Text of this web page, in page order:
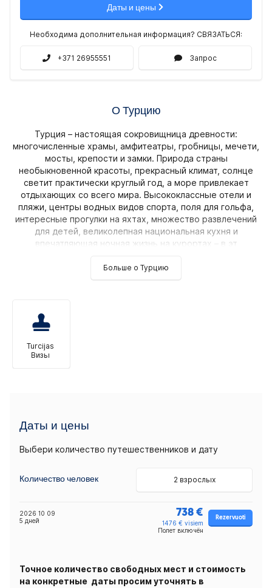
Даты и цены
Необходима дополнительная информация? СВЯЗАТЬСЯ:
+371 26955551 Запрос
О Турцию
Турция – настоящая сокровищница древности:
многочисленные храмы, амфитеатры, гробницы, мечети,
мосты, крепости и замки. Природа страны
необыкновенной красоты, прекрасный климат, солнце
светит практически круглый год, а море привлекает
отдыхающих со всего мира. Высококлассные отели и
пляжи, центры водных видов спорта, поля для гольфа,
интересные прогулки на яхтах, множество развлечений
для детей, великолепная национальная кухня и
впечатляющая ночная жизнь на курортах – в эт
Больше о Турцию
Turcijas
Визы
Даты и цены
Выбери количество путешественников и дату
Количество человек 2 взрослых
2026 10 09
5 дней
738 €
1476 € visiem
Полет включён
Rezervuoti
Точное количество свободных мест и стоимость
на конкретные даты просим уточнять в